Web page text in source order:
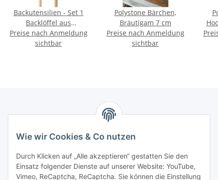
Wie wir Cookies & Co nutzen
Durch Klicken auf „Alle akzeptieren“ gestatten Sie den
Einsatz folgender Dienste auf unserer Website: YouTube,
Vimeo, ReCaptcha, ReCaptcha. Sie können die Einstellung
Backutensilien - Set 1
Backlöffel aus
Buchenholz: Höhe 33
cm, 1 Spatel aus
Preise nach Anmeldung
sichtbar
Polystone Bärchen,
Bräutigam 7 cm
Preise nach Anmeldung
sichtbar
Marmey Aktionswaren
Markus Meyer
Fritz-Wallis-Str. 13
28832 Achim